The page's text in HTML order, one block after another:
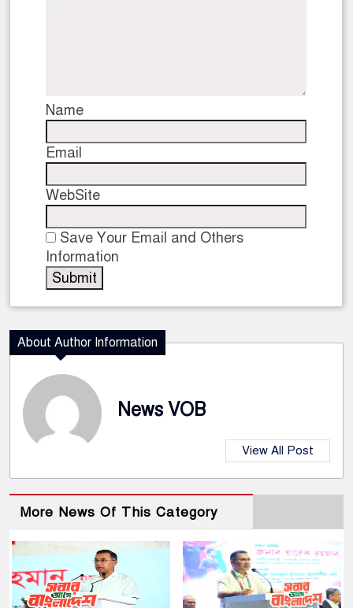
Name
Email
WebSite
Save Your Email and Others
Information
About Author Information
News VOB
View All Post
More News Of This Category